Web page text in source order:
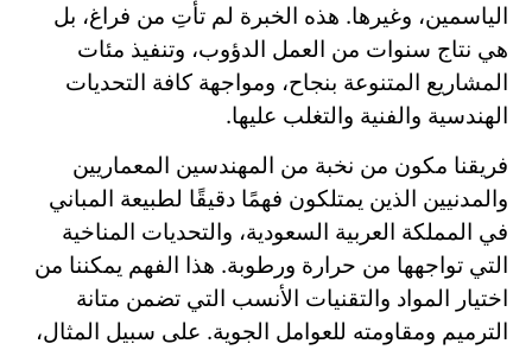
الياسمين، وغيرها. هذه الخبرة لم تأتِ من فراغ، بل
هي نتاج سنوات من العمل الدؤوب، وتنفيذ مئات
المشاريع المتنوعة بنجاح، ومواجهة كافة التحديات
الهندسية والفنية والتغلب عليها.
فريقنا مكون من نخبة من المهندسين المعماريين
والمدنيين الذين يمتلكون فهمًا دقيقًا لطبيعة المباني
في المملكة العربية السعودية، والتحديات المناخية
التي تواجهها من حرارة ورطوبة. هذا الفهم يمكننا من
اختيار المواد والتقنيات الأنسب التي تضمن متانة
الترميم ومقاومته للعوامل الجوية. على سبيل المثال،